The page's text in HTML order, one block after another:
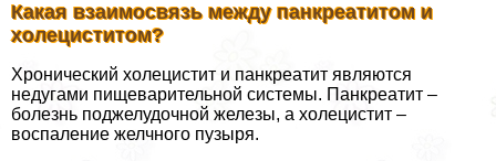
Какая взаимосвязь между панкреатитом и
холециститом?
Хронический холецистит и панкреатит являются
недугами пищеварительной системы. Панкреатит –
болезнь поджелудочной железы, а холецистит –
воспаление желчного пузыря.